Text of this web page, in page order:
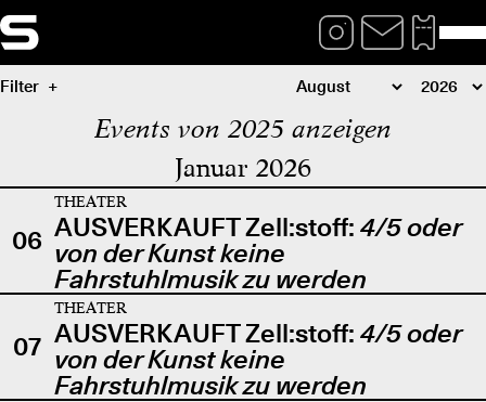
Filter
Events von 2025 anzeigen
Januar 2026
06
THEATER
AUSVERKAUFT Zell:stoff: 4/5 oder
von der Kunst keine
Fahrstuhlmusik zu werden
07
THEATER
AUSVERKAUFT Zell:stoff: 4/5 oder
von der Kunst keine
Fahrstuhlmusik zu werden